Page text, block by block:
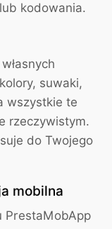
kodowania.
suwaki,
wszystkie te
rzeczywistym.
do Twojego
mobilna
PrestaMobApp